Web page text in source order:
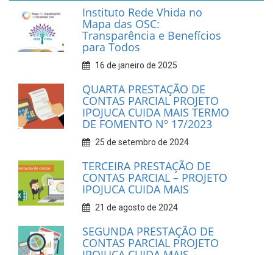
Instituto Rede Vhida no
Mapa das OSC:
Transparência e Benefícios
para Todos
16 de janeiro de 2025
QUARTA PRESTAÇÃO DE
CONTAS PARCIAL PROJETO
IPOJUCA CUIDA MAIS TERMO
DE FOMENTO Nº 17/2023
25 de setembro de 2024
TERCEIRA PRESTAÇÃO DE
CONTAS PARCIAL – PROJETO
IPOJUCA CUIDA MAIS
21 de agosto de 2024
SEGUNDA PRESTAÇÃO DE
CONTAS PARCIAL PROJETO